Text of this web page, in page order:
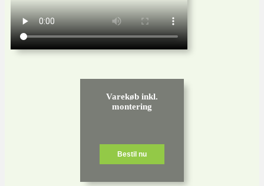
Varekøb inkl.
montering
Bestil nu